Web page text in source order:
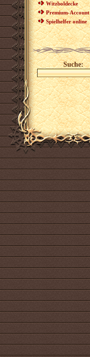
Witzboldecke
Premium-Account
Spielhelfer online
Suche: